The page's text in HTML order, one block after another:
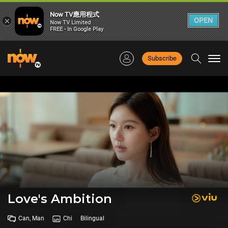
Subscribe
Love's Ambition
Can, Man Chi Bilingual
×
Now TV應用程式
Now TV Limited
FREE - In Google Play
OPEN